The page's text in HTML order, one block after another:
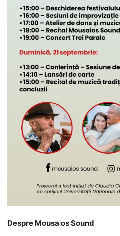
Despre Mousaios Sound